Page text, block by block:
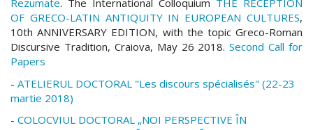
Rezumate. The International Colloquium THE RECEPTION
OF GRECO-LATIN ANTIQUITY IN EUROPEAN CULTURES,
10th ANNIVERSARY EDITION, with the topic Greco-Roman
Discursive Tradition, Craiova, May 26 2018.Second Call for
Papers
- ATELIERUL DOCTORAL "Les discours spécialisés" (22-23
martie 2018)
- COLOCVIUL DOCTORAL „NOI PERSPECTIVE ÎN